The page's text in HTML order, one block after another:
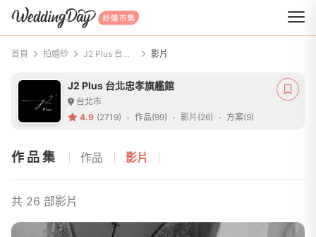
WeddingDay 好婚市集
首頁 拍婚紗 J2 Plus 台北忠孝旗艦館 影片
J2 Plus 台北忠孝旗艦館
台北市
4.9 (2719) 作品(99) 影片(26) 方案(9)
作品集 作品 影片
共 26 部影片